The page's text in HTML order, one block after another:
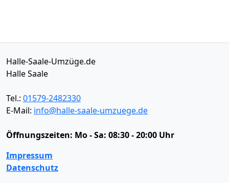
Halle-Saale-Umzüge.de
Halle Saale
Tel.: 01579-2482330
E-Mail: info@halle-saale-umzuege.de
Öffnungszeiten: Mo - Sa: 08:30 - 20:00 Uhr
Impressum
Datenschutz